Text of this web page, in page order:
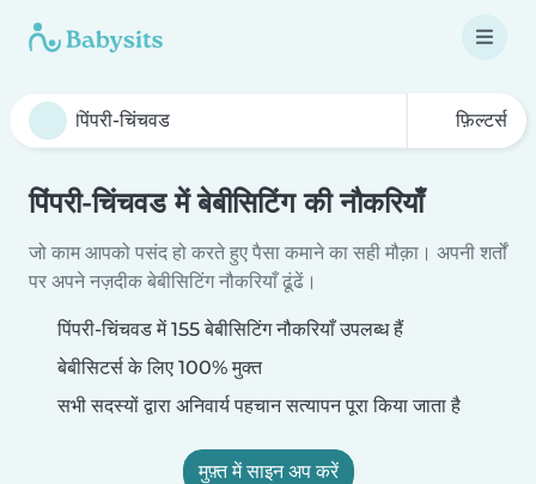
फ़िल्टर्स
पिंपरी-चिंचवड में बेबीसिटिंग की नौकरियाँ
जो काम आपको पसंद हो करते हुए पैसा कमाने का सही मौक़ा। अपनी शर्तों
पर अपने नज़दीक बेबीसिटिंग नौकरियाँ ढूंढें।
पिंपरी-चिंचवड में 155 बेबीसिटिंग नौकरियाँ उपलब्ध हैं
बेबीसिटर्स के लिए 100% मुक्त
सभी सदस्यों द्वारा अनिवार्य पहचान सत्यापन पूरा किया जाता है
मुफ़्त में साइन अप करें